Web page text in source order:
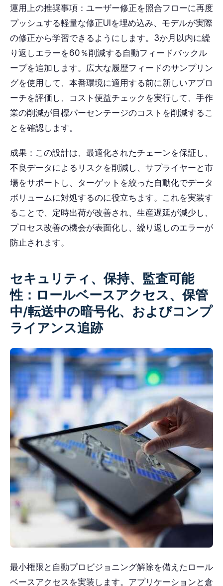
運用上の推奨事項：ユーザー修正を照合フローに再度
プッシュする軽量な修正UIを埋め込み、モデルが実際
の修正から学習できるようにします。3か月以内に繰
り返しエラーを60％削減する自動フィードバックル
ープを追加します。広大な履歴フィードのサンプリン
グを使用して、本番環境に適用する前に新しいアプロ
ーチを評価し、コスト便益チェックを実行して、手作
業の削減が目標パーセンテージのコストを削減するこ
とを確認します。
成果：この設計は、最適化されたチェーンを保証し、
不良データによるリスクを削減し、サプライヤーと市
場をサポートし、ターゲットを絞った自動化でデータ
ボリュームに対処するのに役立ちます。これを実装す
ることで、定時出荷が改善され、生産遅延が減少し、
プロセス改善の機会が表面化し、繰り返しのエラーが
防止されます。
セキュリティ、保持、監査可能
性：ロールベースアクセス、保管
中/転送中の暗号化、およびコンプ
ライアンス追跡
最小権限と自動プロビジョニング解除を備えたロール
ベースアクセスを実装します。アプリケーションと倉